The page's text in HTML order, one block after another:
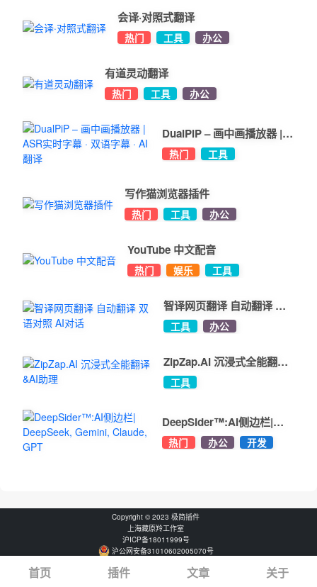
首页 插件 文章 关于
会译·对照式翻译
热门 工具 办公
有道灵动翻译
热门 工具 办公
DualPiP – 画中画播放器 |
ASR实时字幕 · 双语字幕 ·
AI翻译
热门 工具
写作猫浏览器插件
热门 工具 办公
YouTube 中文配音
热门 娱乐 工具
智译网页翻译 自动翻译 双
语对照 AI对话
工具 办公
ZipZap.AI 沉浸式全能翻译
&AI助理
工具
DeepSider™:AI侧边栏|
DeepSeek, Gemini,
Claude, GPT
热门 办公 开发
Copyright © 2023 极简插件
上海藏原羚工作室
沪ICP备18011999号
沪公网安备31010602005070号